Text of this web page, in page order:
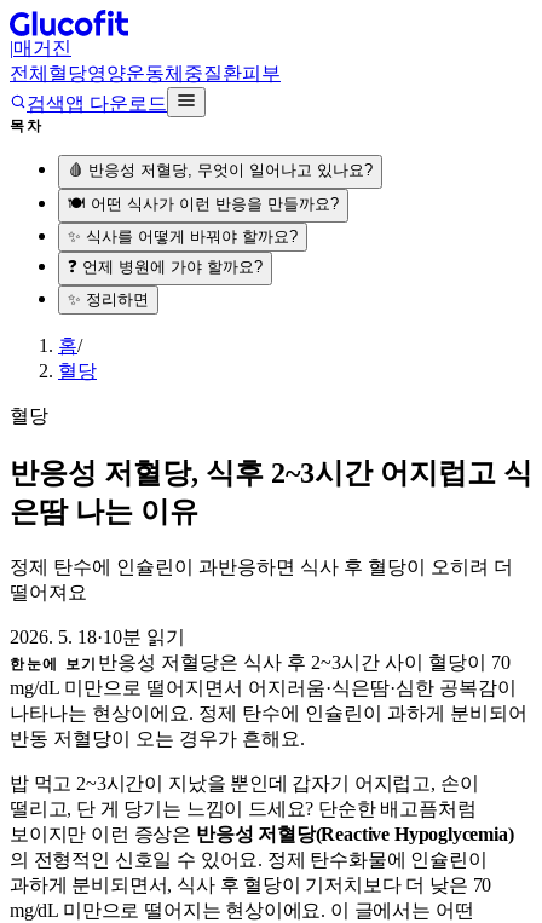
|매거진
전체 혈당영양운동체중질환피부
검색앱 다운로드
목차
🩸 반응성 저혈당, 무엇이 일어나고 있나요?
🍽️ 어떤 식사가 이런 반응을 만들까요?
✨ 식사를 어떻게 바꿔야 할까요?
❓ 언제 병원에 가야 할까요?
✨ 정리하면
홈/
혈당
혈당
반응성 저혈당, 식후 2~3시간 어지럽고 식
은땀 나는 이유
정제 탄수에 인슐린이 과반응하면 식사 후 혈당이 오히려 더
떨어져요
2026. 5. 18·10분 읽기
한눈에 보기 반응성 저혈당은 식사 후 2~3시간 사이 혈당이 70
mg/dL 미만으로 떨어지면서 어지러움·식은땀·심한 공복감이
나타나는 현상이에요. 정제 탄수에 인슐린이 과하게 분비되어
반동 저혈당이 오는 경우가 흔해요.
밥 먹고 2~3시간이 지났을 뿐인데 갑자기 어지럽고, 손이
떨리고, 단 게 당기는 느낌이 드세요? 단순한 배고픔처럼
보이지만 이런 증상은 반응성 저혈당(Reactive Hypoglycemia)
의 전형적인 신호일 수 있어요. 정제 탄수화물에 인슐린이
과하게 분비되면서, 식사 후 혈당이 기저치보다 더 낮은 70
mg/dL 미만으로 떨어지는 현상이에요. 이 글에서는 어떤